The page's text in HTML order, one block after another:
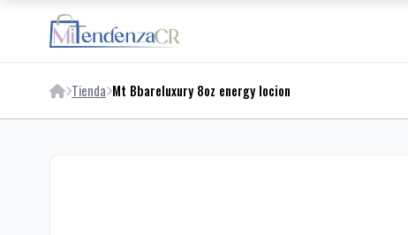
Tienda Mt Bbareluxury 8oz energy locion